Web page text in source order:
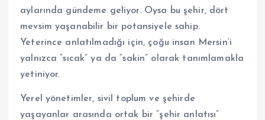
aylarında gündeme geliyor. Oysa bu şehir, dört
mevsim yaşanabilir bir potansiyele sahip.
Yeterince anlatılmadığı için, çoğu insan Mersin’i
yalnızca “sıcak” ya da “sakin” olarak tanımlamakla
yetiniyor.
Yerel yönetimler, sivil toplum ve şehirde
yaşayanlar arasında ortak bir “şehir anlatısı”